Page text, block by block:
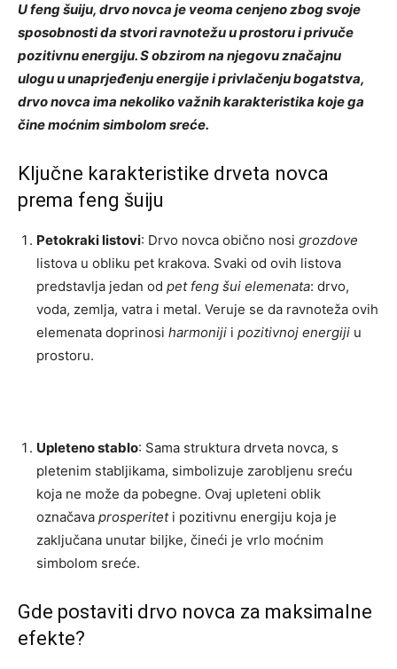
U feng šuiju, drvo novca je veoma cenjeno zbog svoje
sposobnosti da stvori ravnotežu u prostoru i privuče
pozitivnu energiju. S obzirom na njegovu značajnu
ulogu u unaprjeđenju energije i privlačenju bogatstva,
drvo novca ima nekoliko važnih karakteristika koje ga
čine moćnim simbolom sreće.
Ključne karakteristike drveta novca
prema feng šuiju
Petokraki listovi: Drvo novca obično nosi grozdove
listova u obliku pet krakova. Svaki od ovih listova
predstavlja jedan od pet feng šui elemenata: drvo,
voda, zemlja, vatra i metal. Veruje se da ravnoteža ovih
elemenata doprinosi harmoniji i pozitivnoj energiji u
prostoru.
Upleteno stablo: Sama struktura drveta novca, s
pletenim stabljikama, simbolizuje zarobljenu sreću
koja ne može da pobegne. Ovaj upleteni oblik
označava prosperiteti pozitivnu energiju koja je
zaključana unutar biljke, čineći je vrlo moćnim
simbolom sreće.
Gde postaviti drvo novca za maksimalne
efekte?